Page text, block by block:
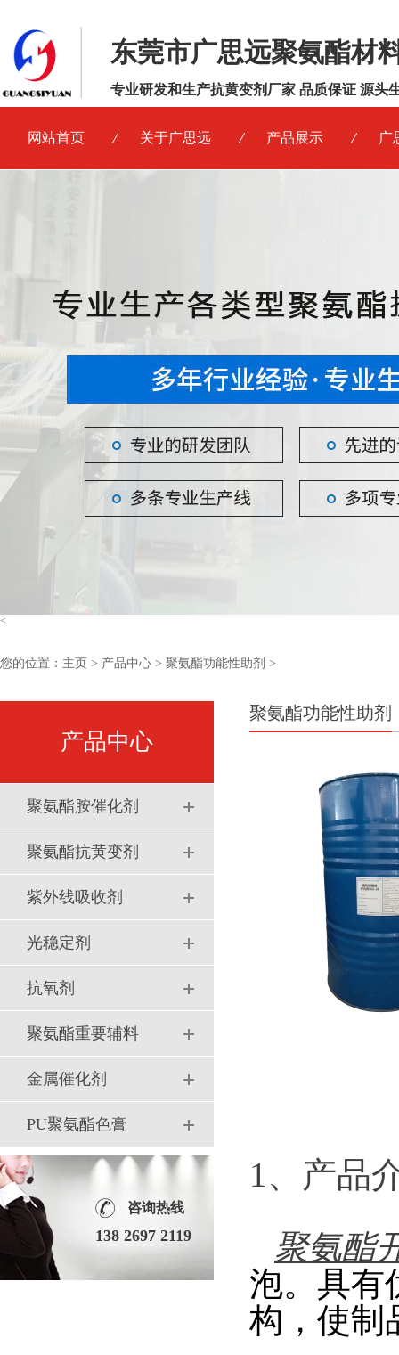
东莞市广思远聚氨酯材
专业研发和生产抗黄变剂厂家 品质保证 源头
网站首页 关于广思远 产品展示 广
<
您的位置： 主页 > 产品中心 > 聚氨酯功能性助剂 >
产品中心
聚氨酯胺催化剂
聚氨酯抗黄变剂
紫外线吸收剂
光稳定剂
抗氧剂
聚氨酯重要辅料
金属催化剂
PU聚氨酯色膏
咨询热线
138 2697 2119
聚氨酯功能性助剂
1、产品
聚氨酯
泡。具有
构，使制